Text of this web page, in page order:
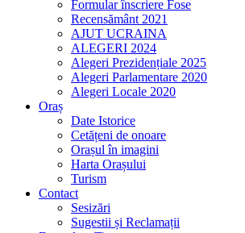
Formular înscriere Fose
Recensământ 2021
AJUT UCRAINA
ALEGERI 2024
Alegeri Prezidențiale 2025
Alegeri Parlamentare 2020
Alegeri Locale 2020
Oraș
Date Istorice
Cetățeni de onoare
Orașul în imagini
Harta Orașului
Turism
Contact
Sesizări
Sugestii și Reclamații